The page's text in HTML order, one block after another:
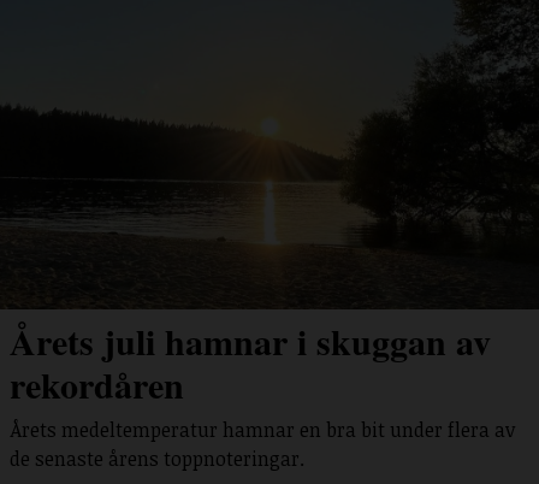
Årets juli hamnar i skuggan av
rekordåren
Årets medeltemperatur hamnar en bra bit under flera av
de senaste årens toppnoteringar.